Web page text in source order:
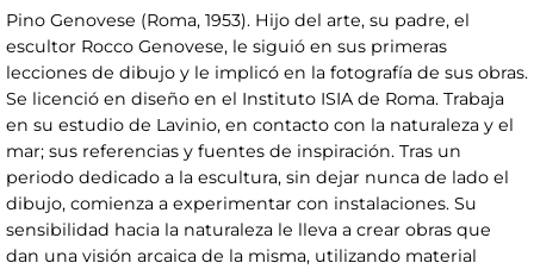
Pino Genovese (Roma, 1953). Hijo del arte, su padre, el
escultor Rocco Genovese, le siguió en sus primeras
lecciones de dibujo y le implicó en la fotografía de sus obras.
Se licenció en diseño en el Instituto ISIA de Roma. Trabaja
en su estudio de Lavinio, en contacto con la naturaleza y el
mar; sus referencias y fuentes de inspiración. Tras un
periodo dedicado a la escultura, sin dejar nunca de lado el
dibujo, comienza a experimentar con instalaciones. Su
sensibilidad hacia la naturaleza le lleva a crear obras que
dan una visión arcaica de la misma, utilizando material